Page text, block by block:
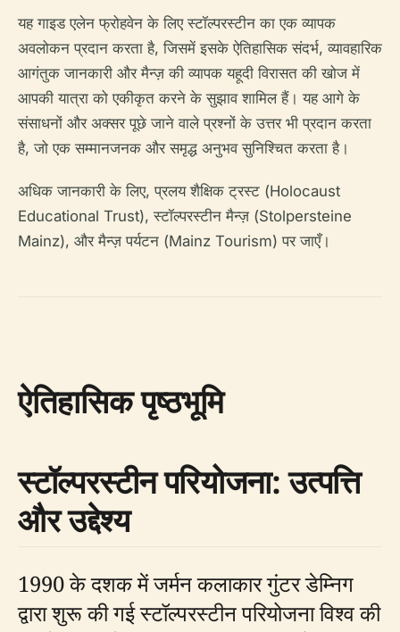
यह गाइड एलेन फ्रोहवेन के लिए स्टॉल्परस्टीन का एक व्यापक
अवलोकन प्रदान करता है, जिसमें इसके ऐतिहासिक संदर्भ, व्यावहारिक
आगंतुक जानकारी और मैन्ज़ की व्यापक यहूदी विरासत की खोज में
आपकी यात्रा को एकीकृत करने के सुझाव शामिल हैं। यह आगे के
संसाधनों और अक्सर पूछे जाने वाले प्रश्नों के उत्तर भी प्रदान करता
है, जो एक सम्मानजनक और समृद्ध अनुभव सुनिश्चित करता है।
अधिक जानकारी के लिए, प्रलय शैक्षिक ट्रस्ट (Holocaust
Educational Trust), स्टॉल्परस्टीन मैन्ज़ (Stolpersteine
Mainz), और मैन्ज़ पर्यटन (Mainz Tourism) पर जाएँ।
ऐतिहासिक पृष्ठभूमि
स्टॉल्परस्टीन परियोजना: उत्पत्ति
और उद्देश्य
1990 के दशक में जर्मन कलाकार गुंटर डेम्निग
द्वारा शुरू की गई स्टॉल्परस्टीन परियोजना विश्व की